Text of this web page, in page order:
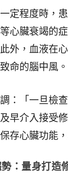
定程度時，
心臟衰竭的
外，血液在
命的腦中風。
：「一旦檢
早介入接受
存心臟功能
：量身打造